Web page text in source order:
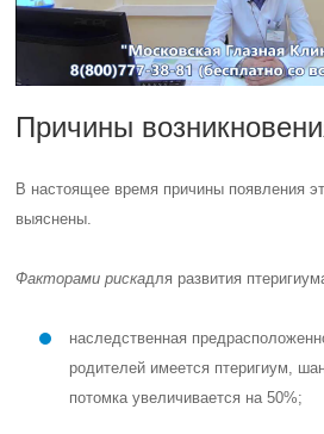
Причины
В настоящее время причины появления
выяснены.
Факторами рискадля развития
наследственная
родителей имеется птеригиум,
потомка увеличивается на 50%;